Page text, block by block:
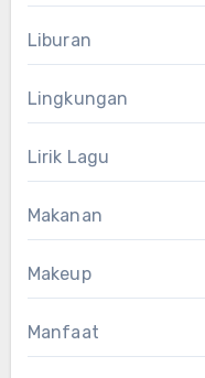
Liburan
Lingkungan
Lirik Lagu
Makanan
Makeup
Manfaat